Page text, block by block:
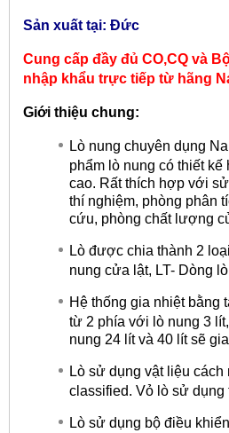
Sản xuất tại: Đức
Cung cấp đầy đủ CO,CQ và
nhập khẩu trực tiếp từ hãng
Giới thiệu chung:
Lò nung chuyên dụng
phẩm lò nung có thiết
cao. Rất thích hợp với
thí nghiệm, phòng phân
cứu, phòng chất lượng
Lò được chia thành 2
nung cửa lật, LT- Dòng
Hệ thống gia nhiệt bằng
từ 2 phía với lò nung 3
nung 24 lít và 40 lít sẽ
Lò sử dụng vật liệu
classified. Vỏ lò sử dụng
Lò sử dụng bộ điều